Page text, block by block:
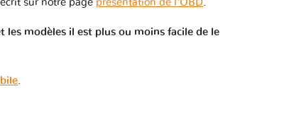
sur notre page présentation de l'OBD
modèles il est plus ou moins facile de le